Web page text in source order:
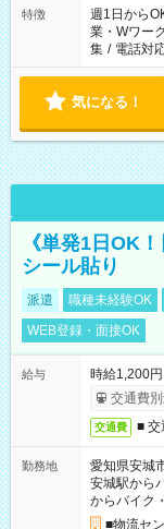
特徴 週1日から
業・Wワー
集 / 電話対
気になる！
《単発1日OK
シール貼り
派遣 職種未経験OK
WEB登録・面接OK
給与
時給1,200
交通費
交通費 ■ 交
勤務地
愛知県安城
安城駅から
からバイク
■物流セ